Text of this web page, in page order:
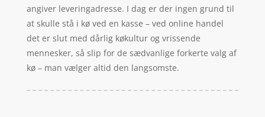
angiver leveringadresse. I dag er der ingen grund til
at skulle stå i kø ved en kasse – ved online handel
det er slut med dårlig køkultur og vrissende
mennesker, så slip for de sædvanlige forkerte valg af
kø – man vælger altid den langsomste.